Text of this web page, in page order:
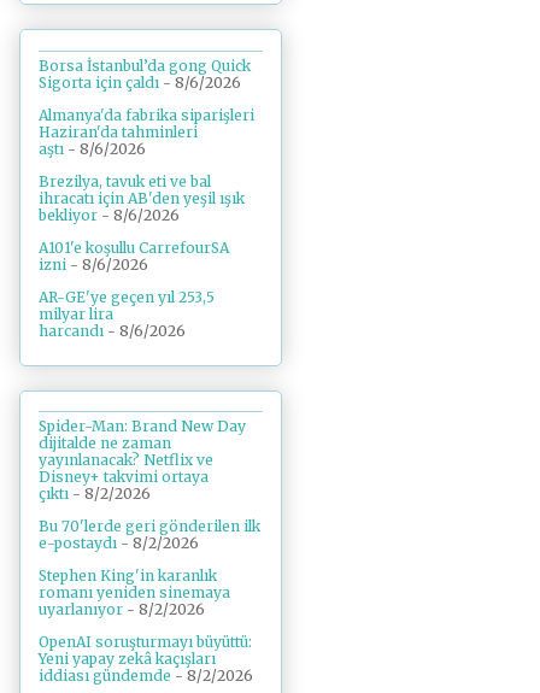
Borsa İstanbul’da gong Quick
Sigorta için çaldı - 8/6/2026
Almanya'da fabrika siparişleri
Haziran'da tahminleri
aştı - 8/6/2026
Brezilya, tavuk eti ve bal
ihracatı için AB'den yeşil ışık
bekliyor - 8/6/2026
A101'e koşullu CarrefourSA
izni - 8/6/2026
AR-GE'ye geçen yıl 253,5
milyar lira
harcandı - 8/6/2026
Spider-Man: Brand New Day
dijitalde ne zaman
yayınlanacak? Netflix ve
Disney+ takvimi ortaya
çıktı - 8/2/2026
Bu 70'lerde geri gönderilen ilk
e-postaydı - 8/2/2026
Stephen King'in karanlık
romanı yeniden sinemaya
uyarlanıyor - 8/2/2026
OpenAI soruşturmayı büyüttü:
Yeni yapay zekâ kaçışları
iddiası gündemde - 8/2/2026